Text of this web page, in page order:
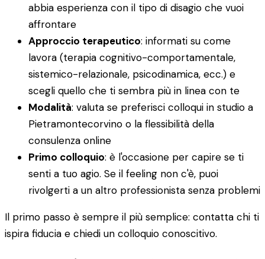
abbia esperienza con il tipo di disagio che vuoi
affrontare
Approccio terapeutico: informati su come
lavora (terapia cognitivo-comportamentale,
sistemico-relazionale, psicodinamica, ecc.) e
scegli quello che ti sembra più in linea con te
Modalità: valuta se preferisci colloqui in studio a
Pietramontecorvino o la flessibilità della
consulenza online
Primo colloquio: è l'occasione per capire se ti
senti a tuo agio. Se il feeling non c'è, puoi
rivolgerti a un altro professionista senza problemi
Il primo passo è sempre il più semplice: contatta chi ti
ispira fiducia e chiedi un colloquio conoscitivo.